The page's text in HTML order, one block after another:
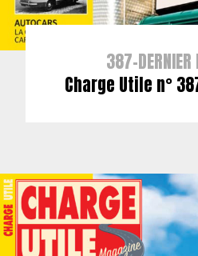
387-DERNIER
Charge Utile n°